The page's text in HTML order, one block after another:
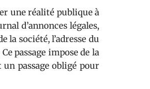
une réalité publique à
d’annonces légales,
société, l’adresse du
passage impose de la
passage obligé pour